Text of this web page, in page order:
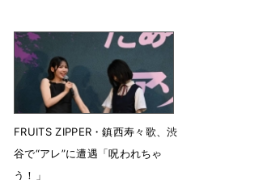
FRUITS ZIPPER・鎮西寿々歌、渋
谷で“アレ”に遭遇「呪われちゃ
う！」